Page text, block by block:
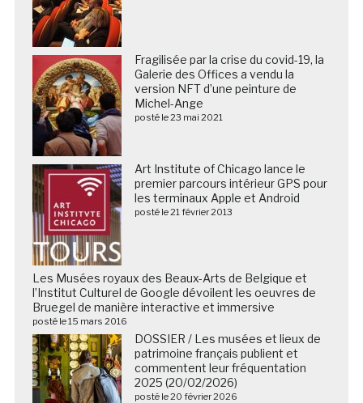
Fragilisée par la crise du covid-19, la
Galerie des Offices a vendu la
version NFT d’une peinture de
Michel-Ange
posté le 23 mai 2021
Art Institute of Chicago lance le
premier parcours intérieur GPS pour
les terminaux Apple et Android
posté le 21 février 2013
Les Musées royaux des Beaux-Arts de Belgique et
l’Institut Culturel de Google dévoilent les oeuvres de
Bruegel de manière interactive et immersive
posté le 15 mars 2016
DOSSIER / Les musées et lieux de
patrimoine français publient et
commentent leur fréquentation
2025 (20/02/2026)
posté le 20 février 2026